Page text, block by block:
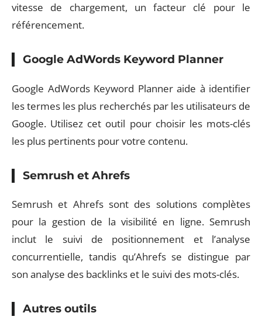
vitesse de chargement, un facteur clé pour le
référencement.
Google AdWords Keyword Planner
Google AdWords Keyword Planner aide à identifier
les termes les plus recherchés par les utilisateurs de
Google. Utilisez cet outil pour choisir les mots-clés
les plus pertinents pour votre contenu.
Semrush et Ahrefs
Semrush et Ahrefs sont des solutions complètes
pour la gestion de la visibilité en ligne. Semrush
inclut le suivi de positionnement et l’analyse
concurrentielle, tandis qu’Ahrefs se distingue par
son analyse des backlinks et le suivi des mots-clés.
Autres outils